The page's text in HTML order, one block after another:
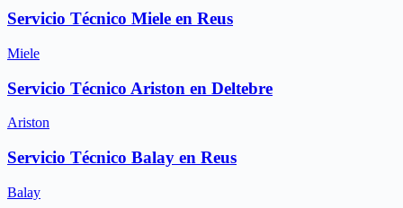
Servicio Técnico Miele en Reus
Miele
Servicio Técnico Ariston en Deltebre
Ariston
Servicio Técnico Balay en Reus
Balay